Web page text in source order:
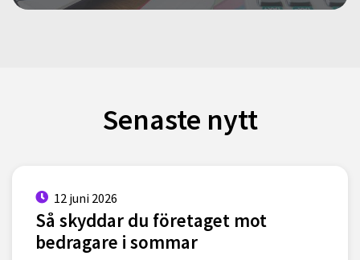
Senaste nytt
12 juni 2026
Så skyddar du företaget mot
bedragare i sommar